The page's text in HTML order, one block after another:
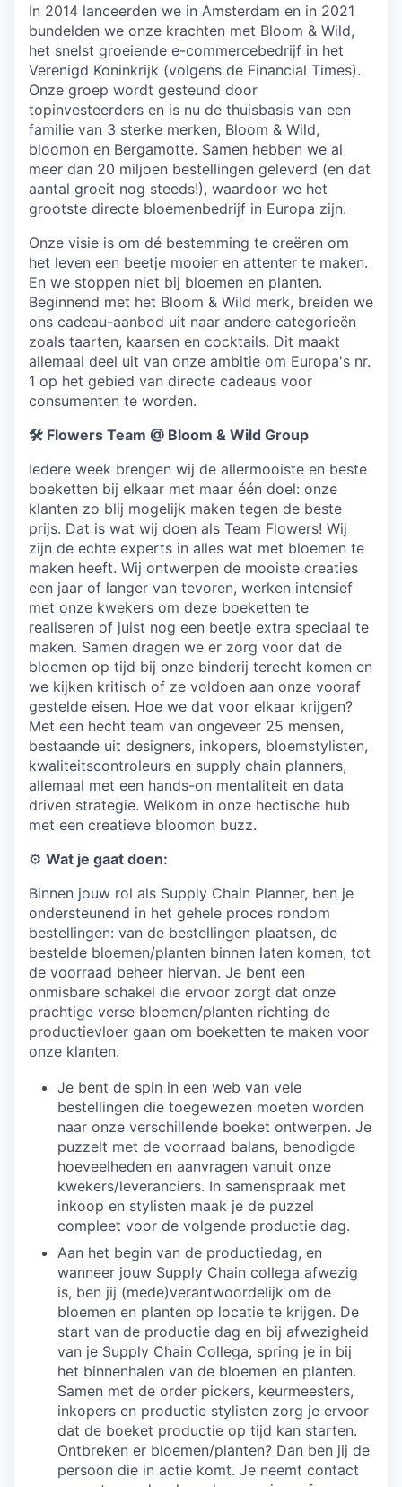
In 2014 lanceerden we in Amsterdam en in 2021
bundelden we onze krachten met Bloom & Wild,
het snelst groeiende e-commercebedrijf in het
Verenigd Koninkrijk (volgens de Financial Times).
Onze groep wordt gesteund door
topinvesteerders en is nu de thuisbasis van een
familie van 3 sterke merken, Bloom & Wild,
bloomon en Bergamotte. Samen hebben we al
meer dan 20 miljoen bestellingen geleverd (en dat
aantal groeit nog steeds!), waardoor we het
grootste directe bloemenbedrijf in Europa zijn.
Onze visie is om dé bestemming te creëren om
het leven een beetje mooier en attenter te maken.
En we stoppen niet bij bloemen en planten.
Beginnend met het Bloom & Wild merk, breiden we
ons cadeau-aanbod uit naar andere categorieën
zoals taarten, kaarsen en cocktails. Dit maakt
allemaal deel uit van onze ambitie om Europa's nr.
1 op het gebied van directe cadeaus voor
consumenten te worden.
🛠️ Flowers Team @ Bloom & Wild Group
Iedere week brengen wij de allermooiste en beste
boeketten bij elkaar met maar één doel: onze
klanten zo blij mogelijk maken tegen de beste
prijs. Dat is wat wij doen als Team Flowers! Wij
zijn de echte experts in alles wat met bloemen te
maken heeft. Wij ontwerpen de mooiste creaties
een jaar of langer van tevoren, werken intensief
met onze kwekers om deze boeketten te
realiseren of juist nog een beetje extra speciaal te
maken. Samen dragen we er zorg voor dat de
bloemen op tijd bij onze binderij terecht komen en
we kijken kritisch of ze voldoen aan onze vooraf
gestelde eisen. Hoe we dat voor elkaar krijgen?
Met een hecht team van ongeveer 25 mensen,
bestaande uit designers, inkopers, bloemstylisten,
kwaliteitscontroleurs en supply chain planners,
allemaal met een hands-on mentaliteit en data
driven strategie. Welkom in onze hectische hub
met een creatieve bloomon buzz.
⚙️ Wat je gaat doen:
Binnen jouw rol als Supply Chain Planner, ben je
ondersteunend in het gehele proces rondom
bestellingen: van de bestellingen plaatsen, de
bestelde bloemen/planten binnen laten komen, tot
de voorraad beheer hiervan. Je bent een
onmisbare schakel die ervoor zorgt dat onze
prachtige verse bloemen/planten richting de
productievloer gaan om boeketten te maken voor
onze klanten.
Je bent de spin in een web van vele
bestellingen die toegewezen moeten worden
naar onze verschillende boeket ontwerpen. Je
puzzelt met de voorraad balans, benodigde
hoeveelheden en aanvragen vanuit onze
kwekers/leveranciers. In samenspraak met
inkoop en stylisten maak je de puzzel
compleet voor de volgende productie dag.
Aan het begin van de productiedag, en
wanneer jouw Supply Chain collega afwezig
is, ben jij (mede)verantwoordelijk om de
bloemen en planten op locatie te krijgen. De
start van de productie dag en bij afwezigheid
van je Supply Chain Collega, spring je in bij
het binnenhalen van de bloemen en planten.
Samen met de order pickers, keurmeesters,
inkopers en productie stylisten zorg je ervoor
dat de boeket productie op tijd kan starten.
Ontbreken er bloemen/planten? Dan ben jij de
persoon die in actie komt. Je neemt contact